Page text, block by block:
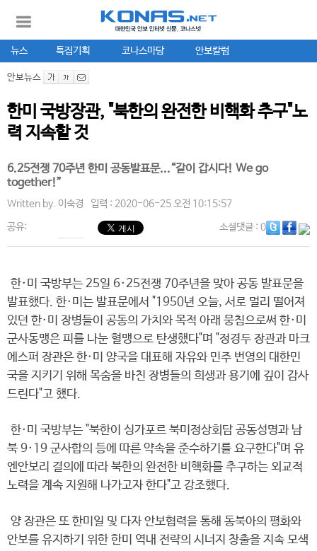
뉴스 특집기획 코나스마당 안보칼럼
안보뉴스
한미 국방장관, "북한의 완전한 비핵화 추구"노
력 지속할 것
6.25전쟁 70주년 한미 공동발표문...“같이 갑시다! We go
together!”
Written by. 이숙경 입력 : 2020-06-25 오전 10:15:57
공유: 소셜댓글: 0
한·미 국방부는 25일 6·25전쟁 70주년을 맞아 공동 발표문을
발표했다. 한·미는 발표문에서 "1950년 오늘, 서로 멀리 떨어져
있던 한·미 장병들이 공동의 가치와 목적 아래 뭉침으로써 한·미
군사동맹은 피를 나눈 혈맹으로 탄생했다"며 "정경두 장관과 마크
에스퍼 장관은 한·미 양국을 대표해 자유와 민주 번영의 대한민
국을 지키기 위해 목숨을 바친 장병들의 희생과 용기에 깊이 감사
드린다"고 했다.
한·미 국방부는 "북한이 싱가포르 북미정상회담 공동성명과 남
북 9·19 군사합의 등에 따른 약속을 준수하기를 요구한다"며 유
엔안보리 결의에 따라 북한의 완전한 비핵화를 추구하는 외교적
노력을 계속 지원해 나가고자 한다"고 강조했다.
양 장관은 또 한미일 및 다자 안보협력을 통해 동북아의 평화와
안보를 유지하기 위한 한미 역내 전략의 시너지 창출을 지속 모색